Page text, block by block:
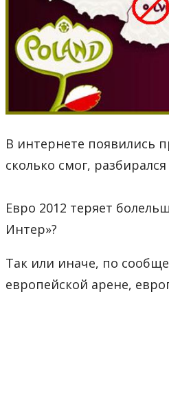
В интернете появились
сколько смог,
Евро 2012 теряет
Интер»?
Так или иначе, по
европейской арене,